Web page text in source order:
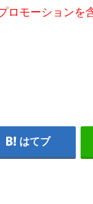
モーションを
はてブ